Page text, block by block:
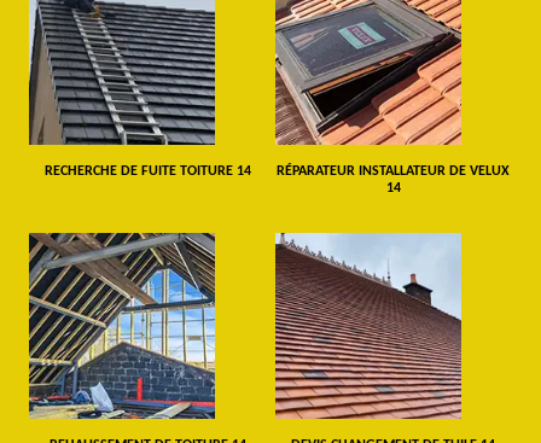
RECHERCHE DE FUITE TOITURE 14
RÉPARATEUR INSTALLATEUR DE VELUX
14